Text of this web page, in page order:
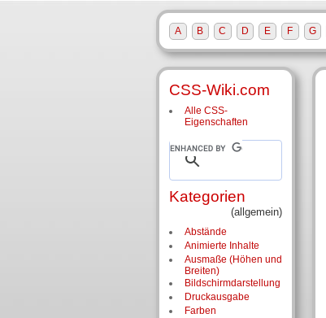
CSS-Wiki.com
Alle CSS-
Eigenschaften
Kategorien
(allgemein)
Abstände
Animierte Inhalte
Ausmaße (Höhen und
Breiten)
Bildschirm­darstellung
Druckausgabe
Farben
A B C D E F G